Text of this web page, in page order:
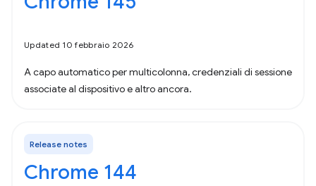
Updated 10 febbraio 2026
A capo automatico per multicolonna, credenziali di sessione
associate al dispositivo e altro ancora.
Release notes
Chrome 144